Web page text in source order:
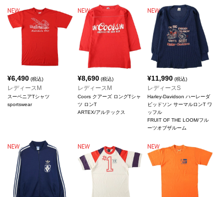
¥6,490 (税込)
レディースM
スーベニアTシャツ
sportswear
¥8,690(税込)
レディースM
Coors クアーズ ロングTシャ
ツ ロンT
ARTEX/アルテックス
¥11,990 (税込)
レディースS
Harley-Davidson ハーレーダ
ビッドソン サーマルロンT ワ
ッフル
FRUIT OF THE LOOM/フル
ーツオブザルーム